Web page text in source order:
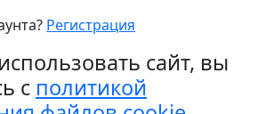
Регистрация
сайт, вы
с политикой